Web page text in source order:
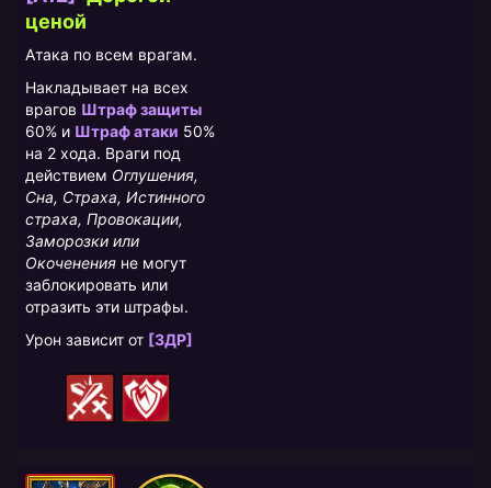
ценой
Атака по всем врагам.
Накладывает на всех
врагов Штраф защиты
60% и Штраф атаки 50%
на 2 хода. Враги под
действием Оглушения,
Сна, Страха, Истинного
страха, Провокации,
Заморозки или
Окоченения не могут
заблокировать или
отразить эти штрафы.
Урон зависит от [ЗДР]